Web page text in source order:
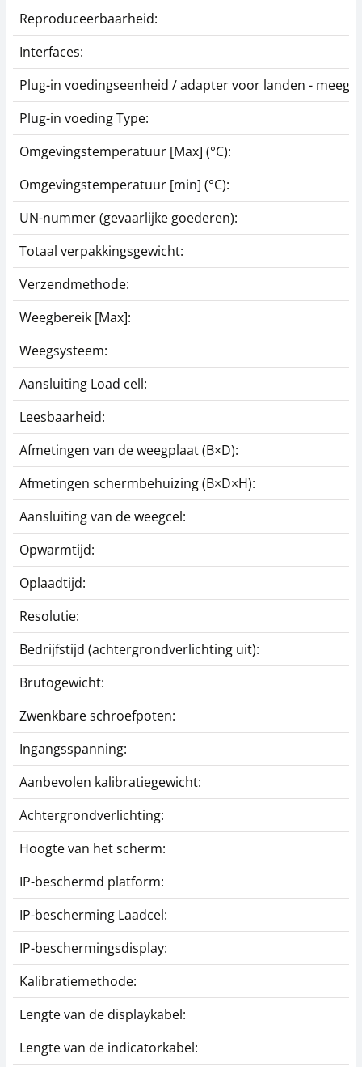
Reproduceerbaarheid:
Interfaces:
Plug-in voedingseenheid / adapter voor landen -
Plug-in voeding Type:
Omgevingstemperatuur [Max] (°C):
Omgevingstemperatuur [min] (°C):
UN-nummer (gevaarlijke goederen):
Totaal verpakkingsgewicht:
Verzendmethode:
Weegbereik [Max]:
Weegsysteem:
Aansluiting Load cell:
Leesbaarheid:
Afmetingen van de weegplaat (B×D):
Afmetingen schermbehuizing (B×D×H):
Aansluiting van de weegcel:
Opwarmtijd:
Oplaadtijd:
Resolutie:
Bedrijfstijd (achtergrondverlichting uit):
Brutogewicht:
Zwenkbare schroefpoten:
Ingangsspanning:
Aanbevolen kalibratiegewicht:
Achtergrondverlichting:
Hoogte van het scherm:
IP-beschermd platform:
IP-bescherming Laadcel:
IP-beschermingsdisplay:
Kalibratiemethode:
Lengte van de displaykabel:
Lengte van de indicatorkabel: